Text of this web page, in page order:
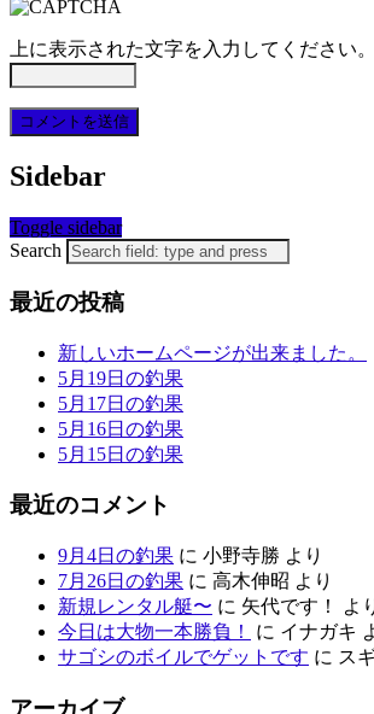
上に表示された文字を入力してください。
Sidebar
Toggle sidebar
Search
最近の投稿
新しいホームページが出来ました。
5月19日の釣果
5月17日の釣果
5月16日の釣果
5月15日の釣果
最近のコメント
9月4日の釣果 に 小野寺勝 より
7月26日の釣果 に 高木伸昭 より
新規レンタル艇〜 に 矢代です！
よ
今日は大物一本勝負！
に イナガキ
サゴシのボイルでゲットです に ス
アーカイブ